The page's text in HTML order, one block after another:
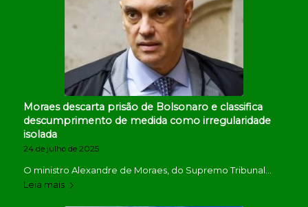
Moraes descarta prisão de Bolsonaro e classifica
descumprimento de medida como irregularidade
isolada
24 de julho de 2025
O ministro Alexandre de Moraes, do Supremo Tribunal…
Leia mais